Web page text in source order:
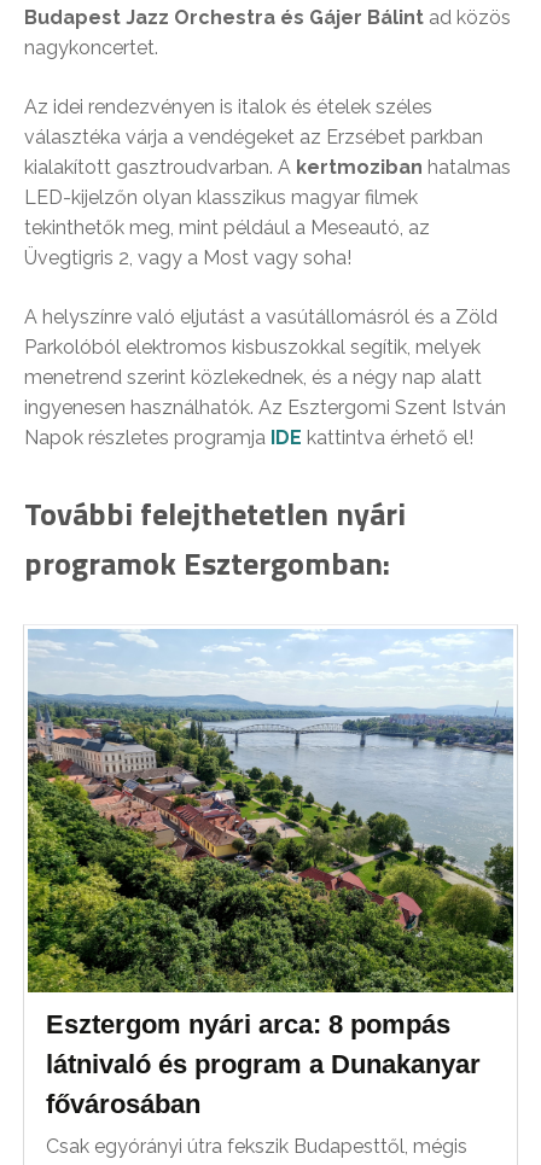
Budapest Jazz Orchestra és Gájer Bálint ad közös
nagykoncertet.
Az idei rendezvényen is italok és ételek széles
választéka várja a vendégeket az Erzsébet parkban
kialakított gasztroudvarban. A kertmoziban hatalmas
LED-kijelzőn olyan klasszikus magyar filmek
tekinthetők meg, mint például a Meseautó, az
Üvegtigris 2, vagy a Most vagy soha!
A helyszínre való eljutást a vasútállomásról és a Zöld
Parkolóból elektromos kisbuszokkal segítik, melyek
menetrend szerint közlekednek, és a négy nap alatt
ingyenesen használhatók. Az Esztergomi Szent István
Napok részletes programja IDE kattintva érhető el!
További felejthetetlen nyári
programok Esztergomban:
Esztergom nyári arca: 8 pompás
látnivaló és program a Dunakanyar
fővárosában
Csak egyórányi útra fekszik Budapesttől, mégis